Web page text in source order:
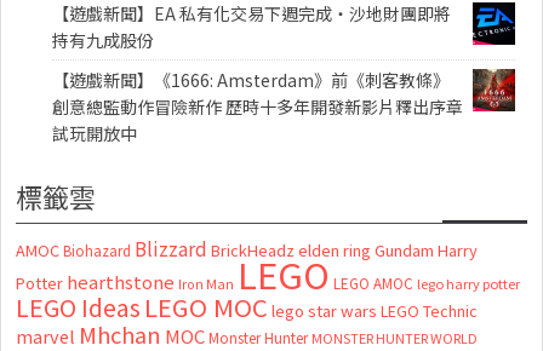
【遊戲新聞】EA 私有化交易下週完成・沙地財團即將
持有九成股份
【遊戲新聞】《1666: Amsterdam》前《刺客教條》
創意總監動作冒險新作 歷時十多年開發新影片釋出序章
試玩開放中
標籤雲
AMOC Biohazard Blizzard BrickHeadz elden ring Gundam Harry
Potter hearthstone Iron Man LEGO LEGO AMOC lego harry potter
LEGO Ideas LEGO MOC lego star wars LEGO Technic
marvel Mhchan MOC Monster Hunter MONSTER HUNTER WORLD